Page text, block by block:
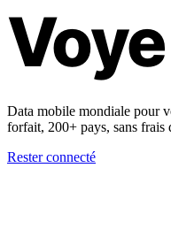
Data mobile mondiale pour
forfait, 200+ pays, sans frais
Rester connecté